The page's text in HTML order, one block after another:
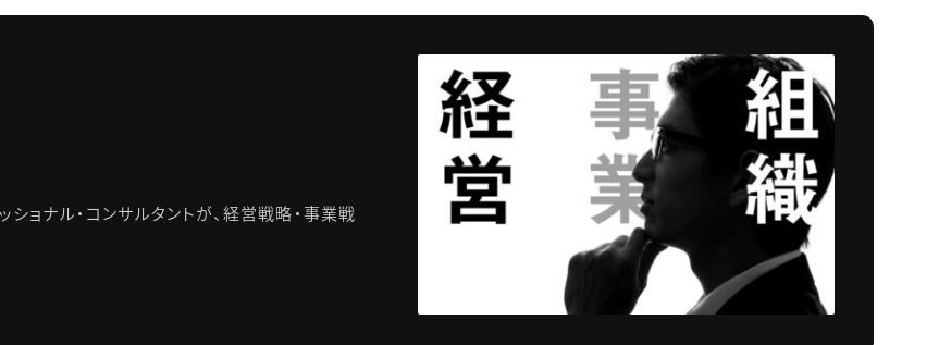
ョナル・コンサルタントが、経営戦略・事業戦